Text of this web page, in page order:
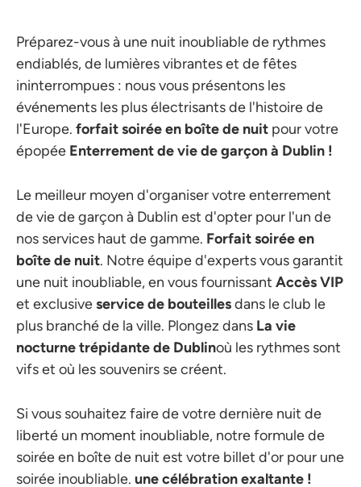
Préparez-vous à une nuit inoubliable de rythmes
endiablés, de lumières vibrantes et de fêtes
ininterrompues : nous vous présentons les
événements les plus électrisants de l'histoire de
l'Europe. forfait soirée en boîte de nuit pour votre
épopée Enterrement de vie de garçon à Dublin !
Le meilleur moyen d'organiser votre enterrement
de vie de garçon à Dublin est d'opter pour l'un de
nos services haut de gamme. Forfait soirée en
boîte de nuit. Notre équipe d'experts vous garantit
une nuit inoubliable, en vous fournissant Accès VIP
et exclusiveservice de bouteillesdans le club le
plus branché de la ville. Plongez dans La vie
nocturne trépidante de Dublinoù les rythmes sont
vifs et où les souvenirs se créent.
Si vous souhaitez faire de votre dernière nuit de
liberté un moment inoubliable, notre formule de
soirée en boîte de nuit est votre billet d'or pour une
soirée inoubliable. une célébration exaltante !